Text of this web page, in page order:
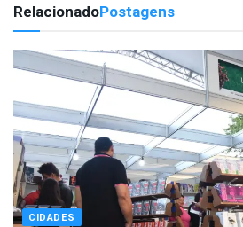
RelacionadoPostagens
CIDADES